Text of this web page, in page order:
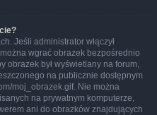
Jeśli administrator włączył
wgrać obrazek bezpośrednio
obrazek był wyświetlany na forum,
na publicznie dostępnym
moj_obrazek.gif. Nie można
na prywatnym komputerze,
ani do obrazków znajdujących